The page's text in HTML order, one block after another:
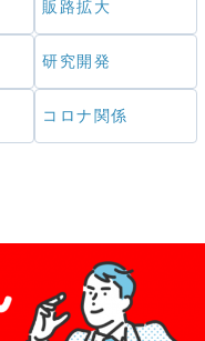
販路拡大
研究開発
コロナ関係